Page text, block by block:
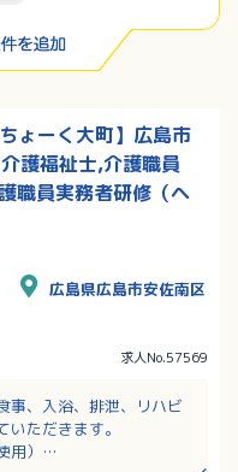
ょーく大町】広島市
護福祉士,介護職員
職員実務者研修（ヘ
広島県広島市安佐南区
求人No.57569
事、入浴、排泄、リハビ
いただきます。
）